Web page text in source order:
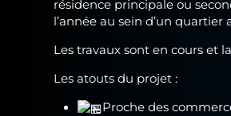
résidence principale ou
l’année au sein d’un
Les travaux sont en cours et
Les atouts du projet :
Proche des